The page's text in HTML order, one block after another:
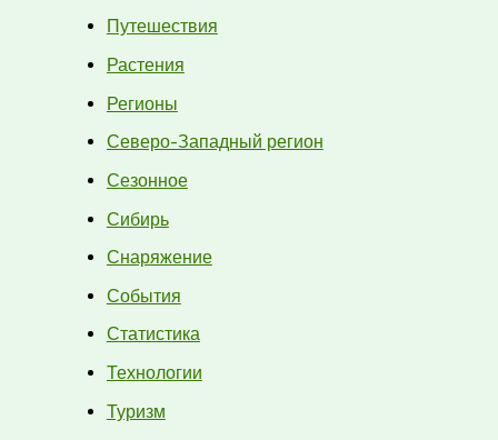
Путешествия
Растения
Регионы
Северо-Западный регион
Сезонное
Сибирь
Снаряжение
События
Статистика
Технологии
Туризм